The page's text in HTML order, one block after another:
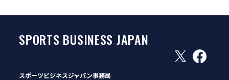
SPORTS BUSINESS JAPAN
スポーツビジネスジャパン事務局